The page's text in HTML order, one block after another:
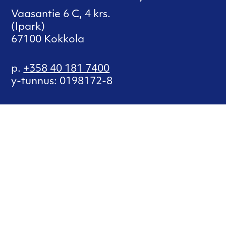
Vaasantie 6 C, 4 krs.
(Ipark)
67100 Kokkola
p. +358 40 181 7400
y-tunnus: 0198172-8